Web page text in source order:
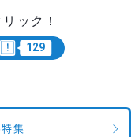
ック！
129
集